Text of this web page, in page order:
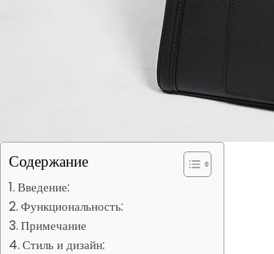
Содержание
Введение:
Функциональность:
Примечание
Стиль и дизайн: